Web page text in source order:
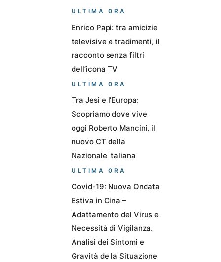
ULTIMA ORA
Enrico Papi: tra amicizie
televisive e tradimenti, il
racconto senza filtri
dell’icona TV
ULTIMA ORA
Tra Jesi e l’Europa:
Scopriamo dove vive
oggi Roberto Mancini, il
nuovo CT della
Nazionale Italiana
ULTIMA ORA
Covid-19: Nuova Ondata
Estiva in Cina –
Adattamento del Virus e
Necessità di Vigilanza.
Analisi dei Sintomi e
Gravità della Situazione